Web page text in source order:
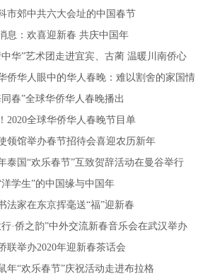
市郊中共六大会址的中国春节
息：欢喜迎新春 共庆中国年
中华”艺术团走进宜宾、古蔺 温暖川南侨心
侨华人眼中的华人春晚：难以割舍的家国情
春”全球华侨华人春晚播出
2020全球华侨华人春晚节目单
领馆举办春节招待会喜迎农历新年
泰国“欢乐春节”互致贺辞活动在曼谷举行
洋学生”的中国缘与中国年
法家在东京挥毫送“福”迎新春
行·侨之韵”中外交流新春音乐会在武汉举办
联举办2020年迎新春茶话会
年“欢乐春节”庆祝活动走进布拉格